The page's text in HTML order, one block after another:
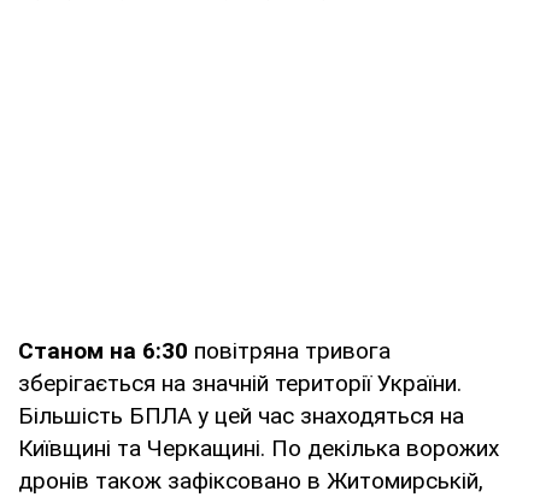
Станом на 6:30 повітряна тривога
зберігається на значній території України.
Більшість БПЛА у цей час знаходяться на
Київщині та Черкащині. По декілька ворожих
дронів також зафіксовано в Житомирській,